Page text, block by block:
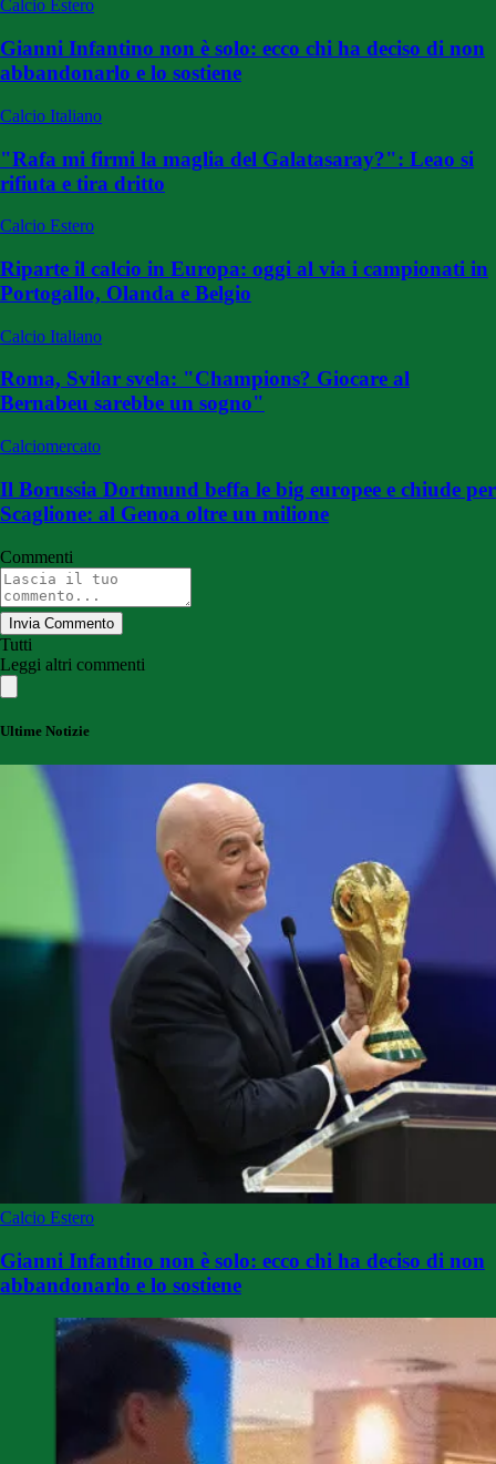
Calcio Estero
Gianni Infantino non è solo: ecco chi ha deciso di non
abbandonarlo e lo sostiene
Calcio Italiano
"Rafa mi firmi la maglia del Galatasaray?": Leao si
rifiuta e tira dritto
Calcio Estero
Riparte il calcio in Europa: oggi al via i campionati in
Portogallo, Olanda e Belgio
Calcio Italiano
Roma, Svilar svela: "Champions? Giocare al
Bernabeu sarebbe un sogno"
Calciomercato
Il Borussia Dortmund beffa le big europee e chiude per
Scaglione: al Genoa oltre un milione
Commenti
Invia Commento
Tutti
Leggi altri commenti
Ultime Notizie
Calcio Estero
Gianni Infantino non è solo: ecco chi ha deciso di non
abbandonarlo e lo sostiene